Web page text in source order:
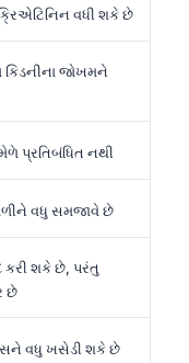
વધી શકે છે
કિડનીના જોખમને
પ્રતિબંધિત નથી
વધુ સમજાવે છે
કરી શકે છે, પરંતુ
છે
વધુ ખસેડી શકે છે